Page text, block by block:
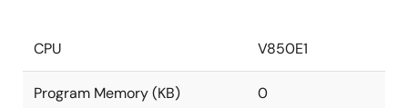
CPU V850E1
Program Memory (KB) 0